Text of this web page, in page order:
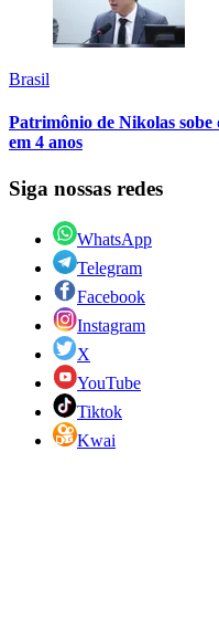
Brasil
Patrimônio de Nikolas
em 4 anos
Siga nossas redes
WhatsApp
Telegram
Facebook
Instagram
X
YouTube
Tiktok
Kwai